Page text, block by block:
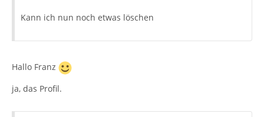
Kann ich nun noch etwas löschen
Hallo Franz
ja, das Profil.